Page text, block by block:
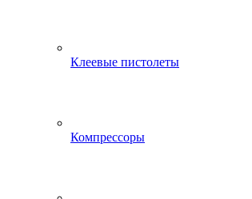
Клеевые пистолеты
Компрессоры